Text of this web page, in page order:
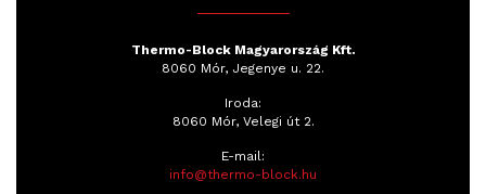
Thermo-Block Magyarország Kft.
8060 Mór, Jegenye u. 22.
Iroda:
8060 Mór, Velegi út 2.
E-mail:
info@thermo-block.hu